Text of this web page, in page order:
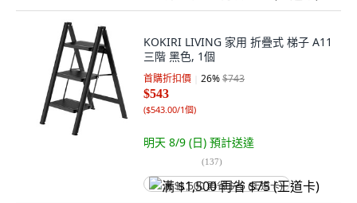
KOKIRI LIVING 家用 折疊式 梯子 A11
三階 黑色, 1個
首購折扣價 26%$743
$543
($543.00/1個)
明天 8/9 (日) 預計送達
(137)
满 $1,500 再省 $75 (王道卡)